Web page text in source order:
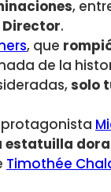
,
Director.
, que
de la
solo
estatuilla
Timothée